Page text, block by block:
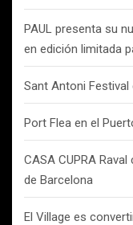
PAUL presenta su
en edición limitada
Sant Antoni Festival
Port Flea en el
CASA CUPRA
de Barcelona
El Village es